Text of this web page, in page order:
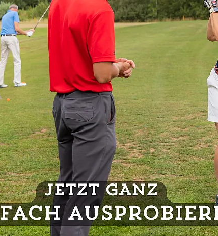
Auf Platz Fünf landete Thomas Schmidt mit 36
her, um in die Preise zu kommen. Gerhard Willers
Handicap von -18,1. Der Dritte Platz mit 38
geht. Punktgleich mit Kai, jedoch auf Platz Zwei
Eins mit 39 Nettopunkten landete Wolfgang Tietjen.
getan. Wie im letzten Jahr setzte Ralph Kamberg
Par 73 Kurs eine Runde von 2 unter Par und war damit
auch 41 Nettopunkte. Ralph hat sich damit von -4,5
sowie Jörg Wendt und Eike Hielscher mit jeweils 30
haben, um „an ihrem Handicap zu arbeiten“.
mit dem Faktor 2,5 in die Wertung für das Race to